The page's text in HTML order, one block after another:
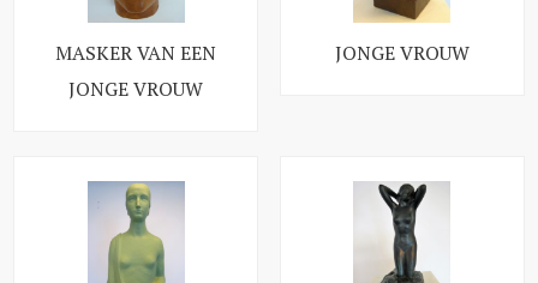
MASKER VAN EEN
JONGE VROUW
JONGE VROUW